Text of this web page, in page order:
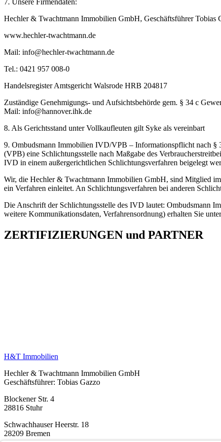
Hechler & Twachtmann Immobilien GmbH, Geschäftsführer Tobias
www.hechler-twachtmann.de
Mail: info@hechler-twachtmann.de
Tel.: 0421 957 008-0
Handelsregister Amtsgericht Walsrode HRB 204817
Zuständige Genehmigungs- und Aufsichtsbehörde gem. § 34 c
Mail: info@hannover.ihk.de
8. Als Gerichtsstand unter Vollkaufleuten gilt Syke als vereinbart
9. Ombudsmann Immobilien IVD/VPB – Informationspflicht nach §
(VPB) eine Schlichtungsstelle nach Maßgabe des
IVD in einem außergerichtlichen Schlichtungsverfahren beigelegt
Wir, die Hechler & Twachtmann Immobilien GmbH, sind Mitglied
ein Verfahren einleitet. An Schlichtungsverfahren bei anderen
Die Anschrift der Schlichtungsstelle des IVD lautet: Ombudsmann
weitere Kommunikationsdaten, Verfahrensordnung) erhalten Sie
ZERTIFIZIERUNGEN und PARTNER
H&T Immobilien
Hechler & Twachtmann Immobilien GmbH
Geschäftsführer: Tobias Gazzo
Blockener Str. 4
28816 Stuhr
Schwachhauser Heerstr. 18
28209 Bremen